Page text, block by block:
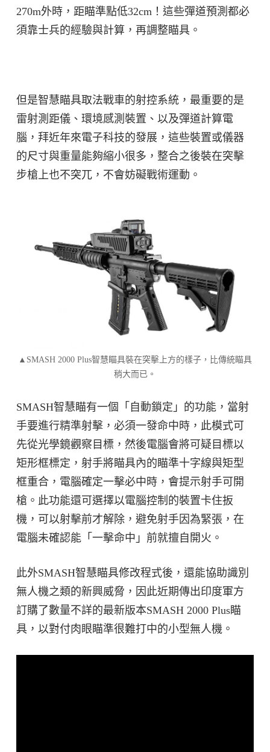
270m外時，距瞄準點低32cm！這些彈道預測都必
須靠士兵的經驗與計算，再調整瞄具。
但是智慧瞄具取法戰車的射控系統，最重要的是
雷射測距儀、環境感測裝置、以及彈道計算電
腦，拜近年來電子科技的發展，這些裝置或儀器
的尺寸與重量能夠縮小很多，整合之後裝在突擊
步槍上也不突兀，不會妨礙戰術運動。
▲SMASH 2000 Plus智慧瞄具裝在突擊上方的樣子，比傳統瞄具
稍大而已。
SMASH智慧瞄有一個「自動鎖定」的功能，當射
手要進行精準射擊，必須一發命中時，此模式可
先從光學鏡觀察目標，然後電腦會將可疑目標以
矩形框標定，射手將瞄具內的瞄準十字線與矩型
框重合，電腦確定一擊必中時，會提示射手可開
槍。此功能還可選擇以電腦控制的裝置卡住扳
機，可以射擊前才解除，避免射手因為緊張，在
電腦未確認能「一擊命中」前就擅自開火。
此外SMASH智慧瞄具修改程式後，還能協助識別
無人機之類的新興威脅，因此近期傳出印度軍方
訂購了數量不詳的最新版本SMASH 2000 Plus瞄
具，以對付肉眼瞄準很難打中的小型無人機。